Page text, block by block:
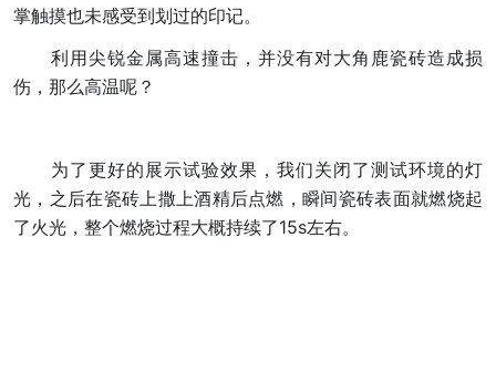
掌触摸也未感受到划过的印记。
利用尖锐金属高速撞击，并没有对大角鹿瓷砖造成损
伤，那么高温呢？
为了更好的展示试验效果，我们关闭了测试环境的灯
光，之后在瓷砖上撒上酒精后点燃，瞬间瓷砖表面就燃烧起
了火光，整个燃烧过程大概持续了15s左右。